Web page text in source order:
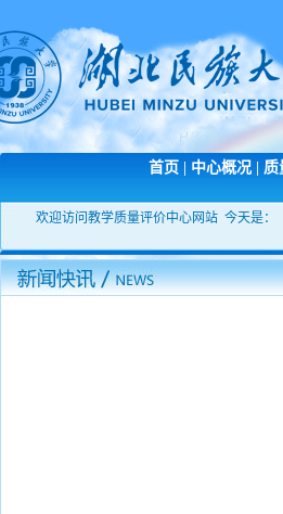
首页 中心概况 质
欢迎访问教学质量评价中心网站 今天是：